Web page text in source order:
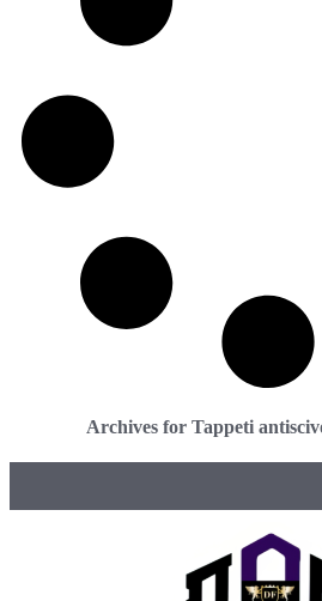
Archives for Tappeti